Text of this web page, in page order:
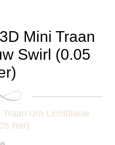
Mini Traan
Swirl (0.05